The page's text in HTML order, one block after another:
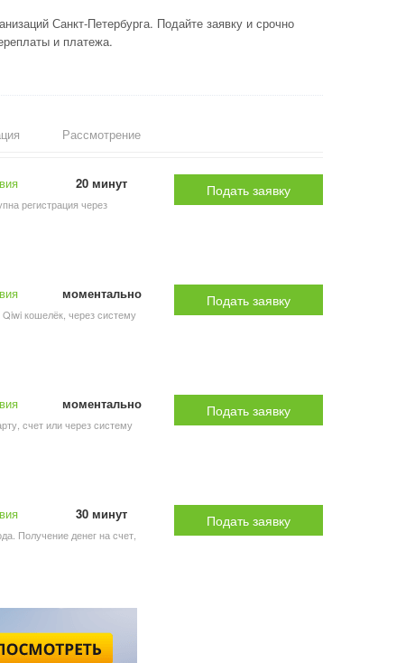
Санкт-Петербурга. Подайте заявку и срочно
и платежа.
Рассмотрение
20 минут
регистрация через
Подать заявку
моментально
кошелёк, через систему
Подать заявку
моментально
счет или через систему
Подать заявку
30 минут
Получение денег на счет,
Подать заявку